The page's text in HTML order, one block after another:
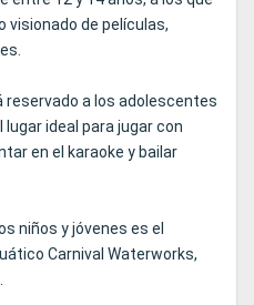
visionado de películas,
reservado a los adolescentes
ideal para jugar con
en el karaoke y bailar
niños y jóvenes es el
Carnival Waterworks,